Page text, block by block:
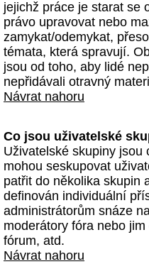
jejichž práce je starat se
právo upravovat nebo
zamykat/odemykat,
témata, která spravují.
jsou od toho, aby lidé
nepřidávali otravný
Návrat nahoru
Co jsou uživatelské
Uživatelské skupiny jsou
mohou seskupovat
patřit do několika skupin
definován individuální
administrátorům snáze
moderátory fóra nebo
fórum, atd.
Návrat nahoru